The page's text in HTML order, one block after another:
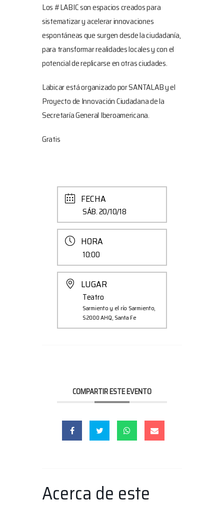
Los #LABIC son espacios creados para
sistematizar y acelerar innovaciones
espontáneas que surgen desde la ciudadanía,
para transformar realidades locales y con el
potencial de replicarse en otras ciudades.
Labicar está organizado por SANTALAB y el
Proyecto de Innovación Ciudadana de la
Secretaría General Iberoamericana.
Gratis
FECHA
SÁB. 20/10/18
HORA
10:00
LUGAR
Teatro
Sarmiento y el río Sarmiento,
S2000 AHQ, Santa Fe
COMPARTIR ESTE EVENTO
Acerca de este